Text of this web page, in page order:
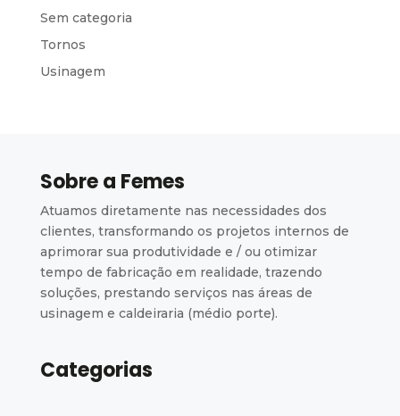
Sem categoria
Tornos
Usinagem
Sobre a Femes
Atuamos diretamente nas necessidades dos
clientes, transformando os projetos internos de
aprimorar sua produtividade e / ou otimizar
tempo de fabricação em realidade, trazendo
soluções, prestando serviços nas áreas de
usinagem e caldeiraria (médio porte).
Categorias